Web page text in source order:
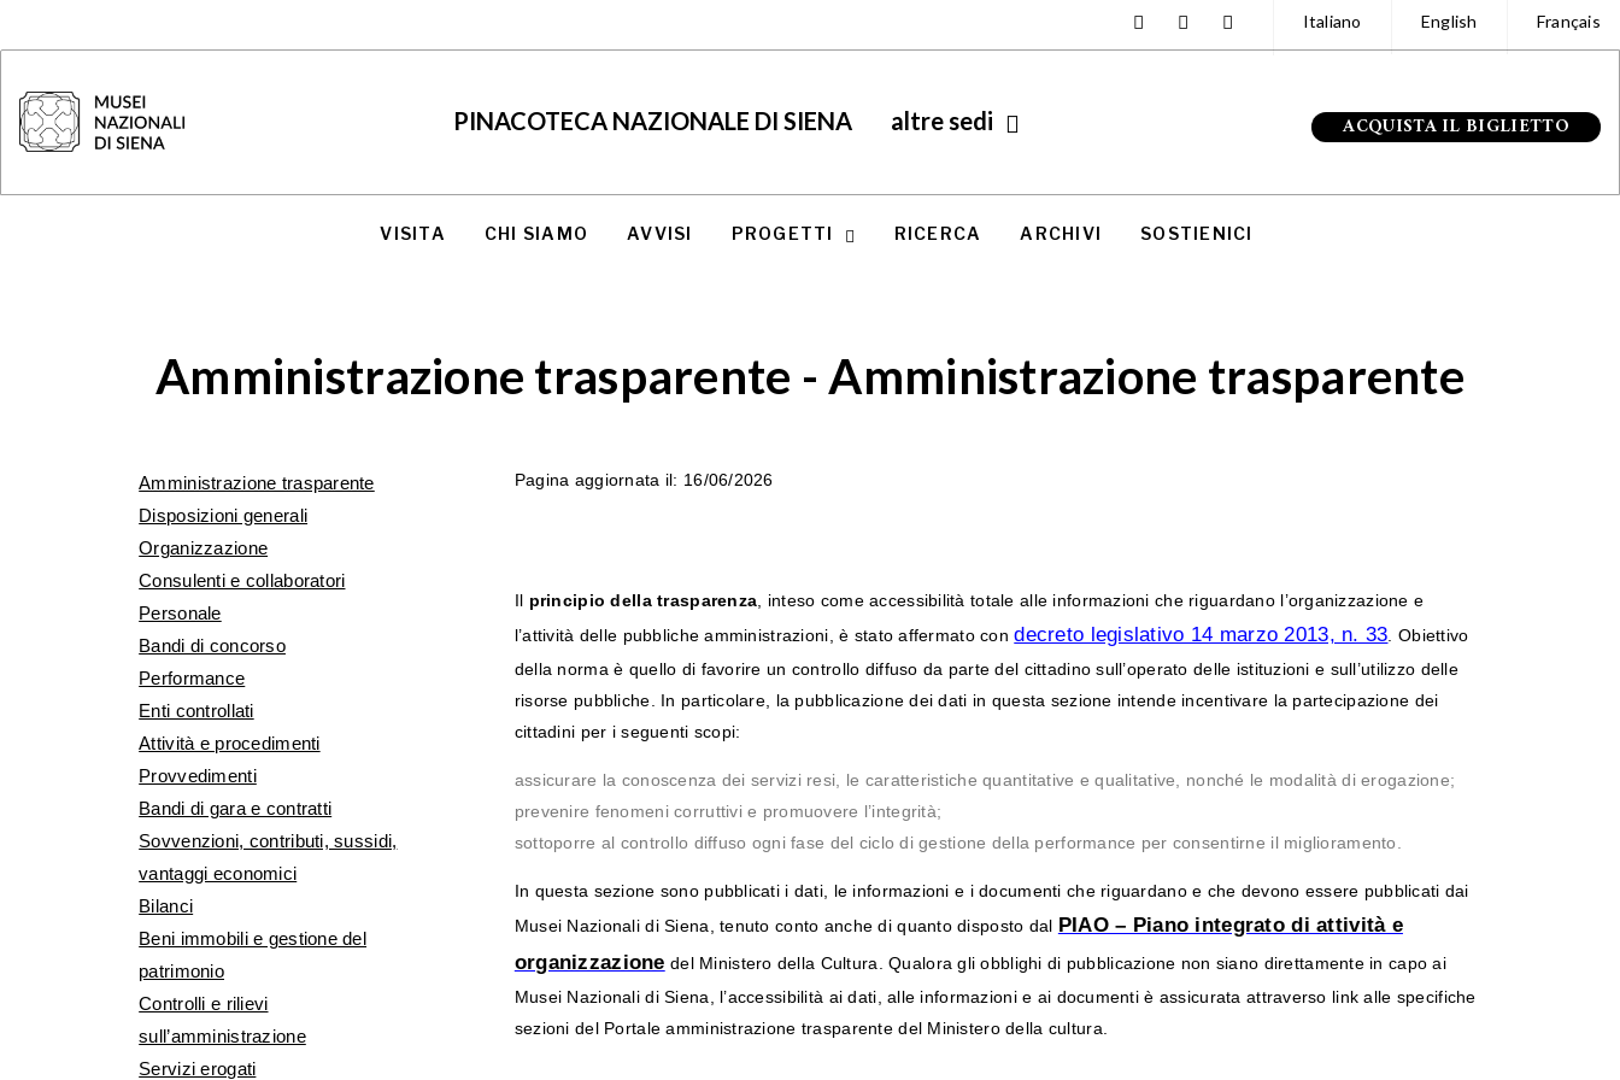
Italiano English Français
PINACOTECA NAZIONALE DI SIENA altre sedi ACQUISTA IL BIGLIETTO
VISITA CHI SIAMO AVVISI PROGETTI RICERCA ARCHIVI SOSTIENICI
Amministrazione trasparente - Amministrazione trasparente
Amministrazione trasparente
Disposizioni generali
Organizzazione
Consulenti e collaboratori
Personale
Bandi di concorso
Performance
Enti controllati
Attività e procedimenti
Provvedimenti
Bandi di gara e contratti
Sovvenzioni, contributi, sussidi,
vantaggi economici
Bilanci
Beni immobili e gestione del
patrimonio
Controlli e rilievi
sull’amministrazione
Servizi erogati
Pagina aggiornata il: 16/06/2026
Il principio della trasparenza, inteso come accessibilità totale alle informazioni che riguardano l’organizzazione e
l’attività delle pubbliche amministrazioni, è stato affermato condecreto legislativo 14 marzo 2013, n. 33. Obiettivo
della norma è quello di favorire un controllo diffuso da parte del cittadino sull’operato delle istituzioni e sull’utilizzo delle
risorse pubbliche. In particolare, la pubblicazione dei dati in questa sezione intende incentivare la partecipazione dei
cittadini per i seguenti scopi:
assicurare la conoscenza dei servizi resi, le caratteristiche quantitative e qualitative, nonché le modalità di erogazione;
prevenire fenomeni corruttivi e promuovere l’integrità;
sottoporre al controllo diffuso ogni fase del ciclo di gestione della performance per consentirne il miglioramento.
In questa sezione sono pubblicati i dati, le informazioni e i documenti che riguardano e che devono essere pubblicati dai
Musei Nazionali di Siena, tenuto conto anche di quanto disposto dal PIAO – Piano integrato di attività e
organizzazione del Ministero della Cultura. Qualora gli obblighi di pubblicazione non siano direttamente in capo ai
Musei Nazionali di Siena, l’accessibilità ai dati, alle informazioni e ai documenti è assicurata attraverso link alle specifiche
sezioni del Portale amministrazione trasparente del Ministero della cultura.